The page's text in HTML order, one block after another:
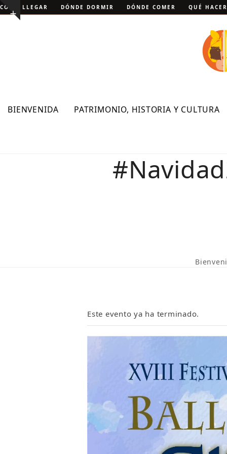
Skip
to Show
CÓMO LLEGAR DÓNDE DORMIR DÓNDE COMER QUÉ HACER
BIENVENIDA PATRIMONIO, HISTORIA Y CULTURA
Este evento ya ha terminado.